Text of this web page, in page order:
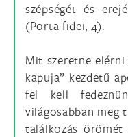
szépségét és
(Porta fidei, 4).
Mit szeretne
kapuja” kezdetű
fel kell
világosabban meg
találkozás örömét